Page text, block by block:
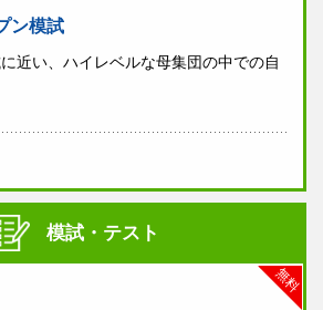
ン模試
近い、ハイレベルな母集団の中での自
模試・テスト
無料